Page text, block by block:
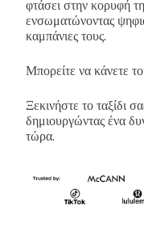
φτάσει στην κορυφή
ενσωματώνοντας
καμπάνιες τους.
Μπορείτε να κάνετε το
Ξεκινήστε το ταξίδι
δημιουργώντας ένα
τώρα.